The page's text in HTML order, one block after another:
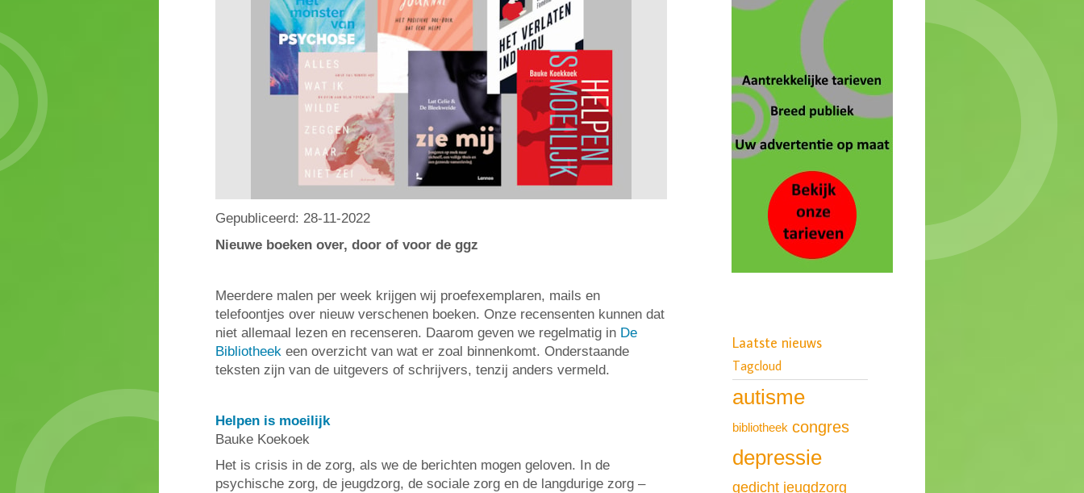
Gepubliceerd: 28-11-2022
Nieuwe boeken over, door of voor de ggz
Meerdere malen per week krijgen wij proefexemplaren, mails en
telefoontjes over nieuw verschenen boeken. Onze recensenten kunnen dat
niet allemaal lezen en recenseren. Daarom geven we regelmatig in De
Bibliotheek een overzicht van wat er zoal binnenkomt. Onderstaande
teksten zijn van de uitgevers of schrijvers, tenzij anders vermeld.
Helpen is moeilijk
Bauke Koekoek
Het is crisis in de zorg, als we de berichten mogen geloven. In de
psychische zorg, de jeugdzorg, de sociale zorg en de langdurige zorg –
Laatste nieuws
Tagcloud
autisme
bibliotheek congres
depressie
gedicht jeugdzorg